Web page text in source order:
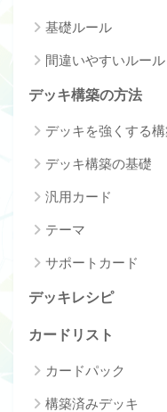
基礎ルール
間違いやすいルール
デッキ構築の方法
デッキを強くする
デッキ構築の基礎
汎用カード
テーマ
サポートカード
デッキレシピ
カードリスト
カードパック
構築済みデッキ